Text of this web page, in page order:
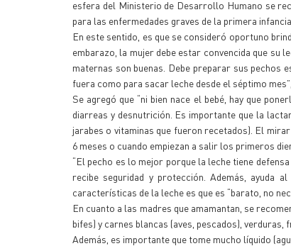
esfera del Ministerio de Desarrollo Humano se
para las enfermedades graves de la primera infancia.
En este sentido, es que se consideró oportuno
embarazo, la mujer debe estar convencida que su
maternas son buenas. Debe preparar sus pechos
fuera como para sacar leche desde el séptimo
Se agregó que “ni bien nace el bebé, hay que
diarreas y desnutrición. Es importante que la
jarabes o vitaminas que fueron recetados). El
6 meses o cuando empiezan a salir los primeros
“El pecho es lo mejor porque la leche tiene
recibe seguridad y protección. Además, ayuda
características de la leche es que es “barato, no
En cuanto a las madres que amamantan, se
bifes) y carnes blancas (aves, pescados),
Además, es importante que tome mucho líquido